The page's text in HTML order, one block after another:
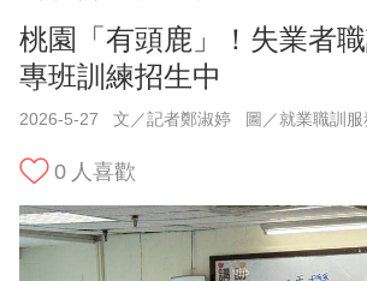
桃園「有頭鹿」！失業者
專班訓練招生中
2026-5-27 文／記者鄭淑婷 圖／就業職訓服
0 人喜歡